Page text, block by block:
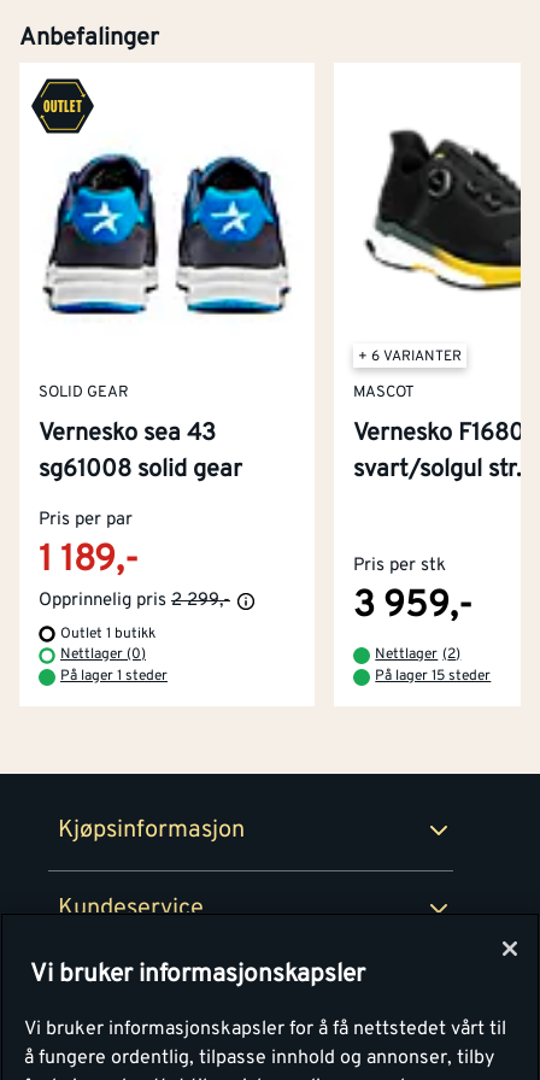
Anbefalinger
SOLID GEAR
Vernesko sea 43
sg61008 solid gear
Pris per par
1 189,-
Opprinnelig pris 2 299,-
Outlet 1 butikk
Nettlager (0)
På lager 1 steder
+ 6 VARIANTER
MASCOT
Vernesko F1680
svart/solgul str.
Pris per stk
3 959,-
Nettlager (2)
På lager 15 steder
Kjøpsinformasjon
Kjøpsbetingelser
Betaling
Retur- og angrerettsskjema
Kundeservice
Kontakt oss
Tjenester
Montér Klubb
Montér
Om Montér
Byggevarehus og åpningstider
Prismatch
Personvern
Vi bruker informasjonskapsler
Vi bruker informasjonskapsler for å få nettstedet vårt til
å fungere ordentlig, tilpasse innhold og annonser, tilby